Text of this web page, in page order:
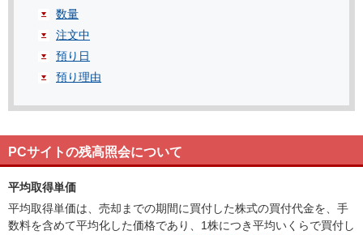
数量
注文中
預り日
預り理由
PCサイトの残高照会について
平均取得単価
平均取得単価は、売却までの期間に買付した株式の買付代金を、手
数料を含めて平均化した価格であり、1株につき平均いくらで買付し